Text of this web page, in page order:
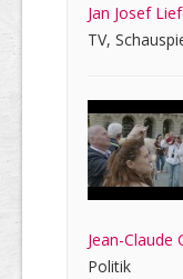
Jan Josef
TV,
Jean-Claude
Politik